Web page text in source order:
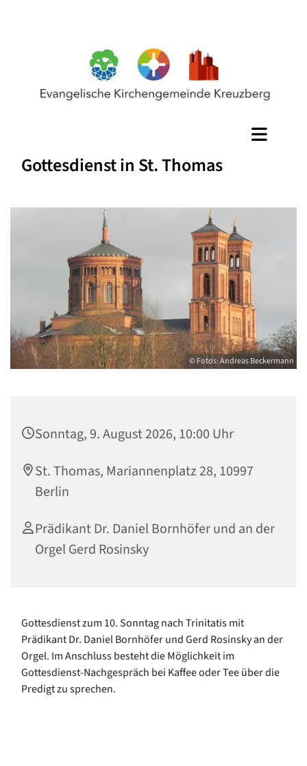
Gottesdienst in St. Thomas
© Fotos: Andreas Beckermann
Sonntag, 9. August 2026, 10:00 Uhr
St. Thomas, Mariannenplatz 28, 10997
Berlin
Prädikant Dr. Daniel Bornhöfer und an der
Orgel Gerd Rosinsky
Gottesdienst zum 10. Sonntag nach Trinitatis mit
Prädikant Dr. Daniel Bornhöfer und Gerd Rosinsky an der
Orgel. Im Anschluss besteht die Möglichkeit im
Gottesdienst-Nachgespräch bei Kaffee oder Tee über die
Predigt zu sprechen.